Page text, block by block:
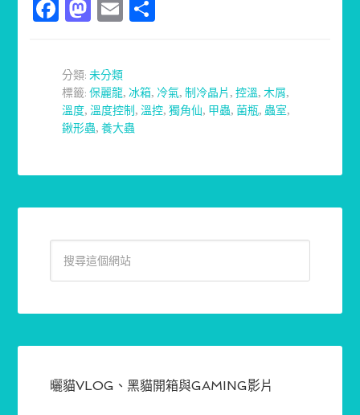
Facebook
Mastodon
Email
分類:未分類
標籤:保麗龍,冰箱, 冷氣,制冷晶片 ,控溫,木屑,
溫度,溫度控制 ,溫控,獨角仙, 甲蟲,菌瓶, 蟲室,
鍬形蟲,養大蟲
曬貓VLOG、黑貓開箱與GAMING影片